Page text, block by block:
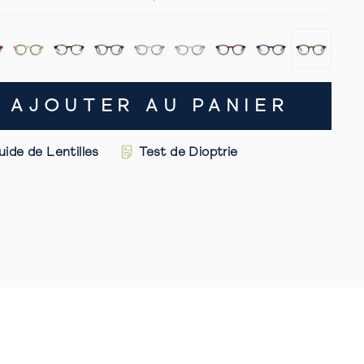
avis
AJOUTER AU PANIER
de Lentilles Test de Dioptrie